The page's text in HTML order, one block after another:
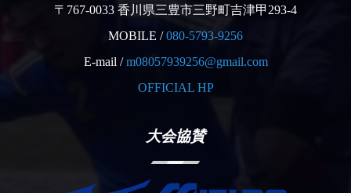
〒767-0033 香川県三豊市三野町吉津甲293-4
MOBILE /080-5793-9256
E-mail /m08057939256@gmail.com
OFFICIAL HP
大会協賛